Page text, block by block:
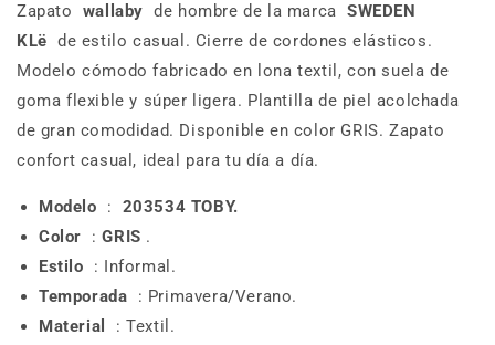
Zapato wallaby de hombre de la marcaSWEDEN
KLë de estilo casual. Cierre de cordones elásticos.
Modelo cómodo fabricado en lona textil, con suela de
goma flexible y súper ligera. Plantilla de piel acolchada
de gran comodidad. Disponible en color GRIS.Zapato
confort casual, ideal para tu día a día.
Modelo : 203534 TOBY.
Color :GRIS .
Estilo : Informal.
Temporada : Primavera/Verano.
Material
: Textil.